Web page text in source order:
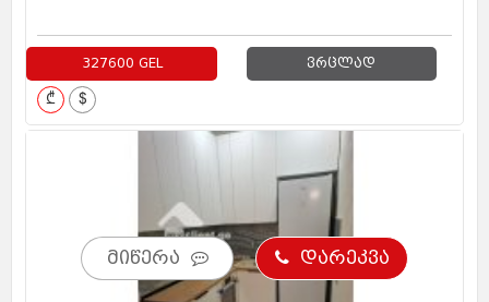
327600 GEL ვრცლად
₾ $
მიწერა დარეკვა